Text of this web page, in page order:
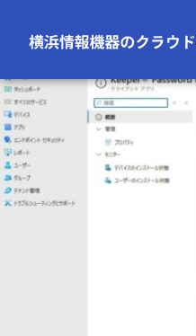
次の画像